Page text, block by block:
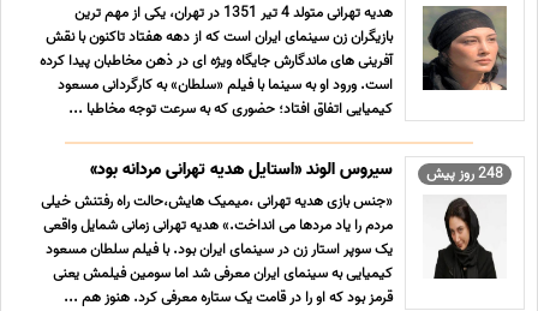
هدیه تهرانی متولد 4 تیر 1351 در تهران، یکی از مهم ترین
بازیگران زن سینمای ایران است که از دهه هفتاد تاکنون با نقش
آفرینی های ماندگارش جایگاه ویژه ای در ذهن مخاطبان پیدا کرده
است. ورود او به سینما با فیلم «سلطان» به کارگردانی مسعود
کیمیایی اتفاق افتاد؛ حضوری که به سرعت توجه مخاطبا ...
248 روز پیش سیروس الوند «استایل هدیه تهرانی مردانه بود»
«جنس بازی هدیه تهرانی ،میمیک هایش،حالت راه رفتنش خیلی
مردم را یاد مردها می انداخت.» هدیه تهرانی زمانی شمایل واقعی
یک سوپر استار زن در سینمای ایران بود. با فیلم سلطان مسعود
کیمیایی به سینمای ایران معرفی شد اما سومین فیلمش یعنی
قرمز بود که او را در قامت یک ستاره معرفی کرد. هنوز هم ...